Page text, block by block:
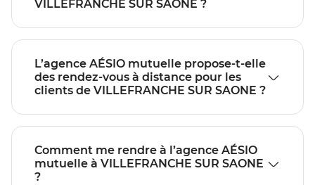
VILLEFRANCHE SUR SAONE ?
L’agence AÉSIO mutuelle propose-t-elle
des rendez-vous à distance pour les
clients de VILLEFRANCHE SUR SAONE ?
Comment me rendre à l’agence AÉSIO
mutuelle à VILLEFRANCHE SUR SAONE
?